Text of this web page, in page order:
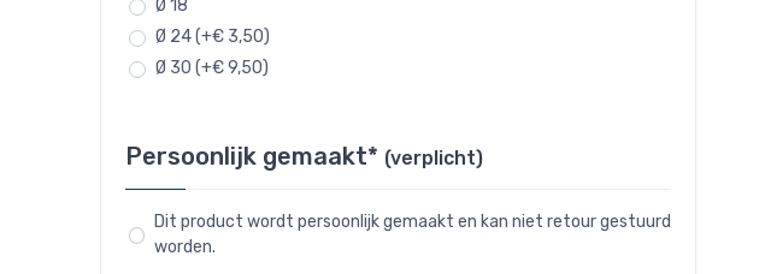
Ø 18
Ø 24 (+€ 3,50)
Ø 30 (+€ 9,50)
Persoonlijk gemaakt* (verplicht)
Dit product wordt persoonlijk gemaakt en kan niet retour gestuurd
worden.